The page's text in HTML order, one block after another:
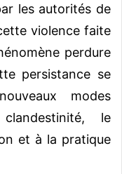
les autorités de
violence faite
perdure
persistance se
modes
le
et à la pratique